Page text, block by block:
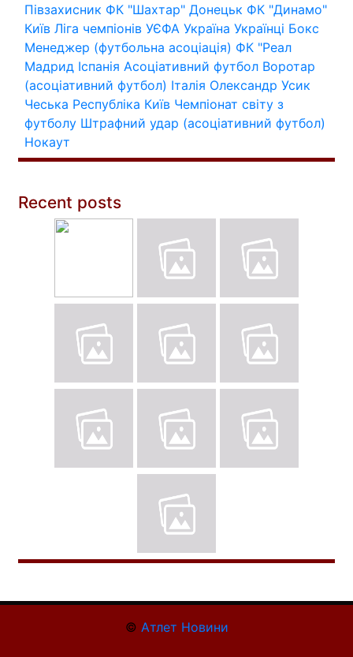
Півзахисник ФК "Шахтар" Донецьк ФК "Динамо"
Київ Ліга чемпіонів УЄФА Україна Українці Бокс
Менеджер (футбольна асоціація) ФК "Реал
Мадрид Іспанія Асоціативний футбол Воротар
(асоціативний футбол) Італія Олександр Усик
Чеська Республіка Київ Чемпіонат світу з
футболу Штрафний удар (асоціативний футбол)
Нокаут
Recent posts
© Атлет Новини